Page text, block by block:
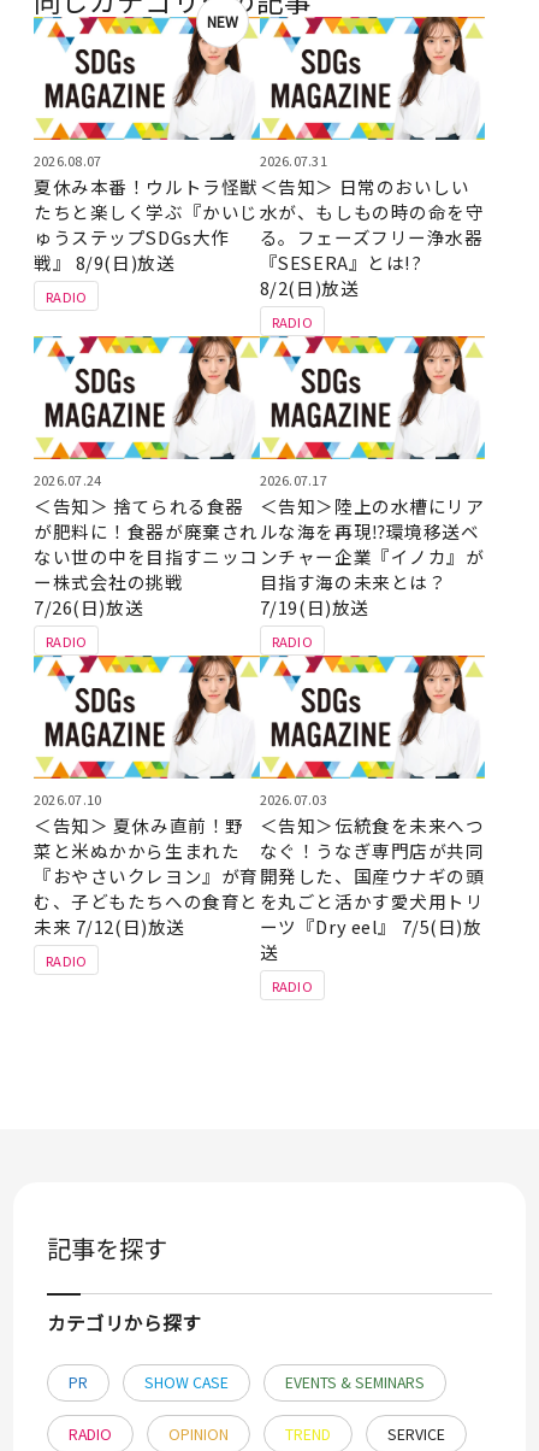
NEW
RADIO
2026.08.07
夏休み本番！ウルトラ怪獣
たちと楽しく学ぶ『かいじ
ゅうステップSDGs大作
戦』 8/9(日)放送
RADIO
2026.07.31
＜告知＞ 日常のおいしい
水が、もしもの時の命を守
る。フェーズフリー浄水器
『SESERA』とは!?
8/2(日)放送
RADIO
2026.07.24
＜告知＞ 捨てられる食器
が肥料に！食器が廃棄され
ない世の中を目指すニッコ
ー株式会社の挑戦
7/26(日)放送
RADIO
2026.07.17
＜告知＞陸上の水槽にリア
ルな海を再現⁉環境移送ベ
ンチャー企業『イノカ』が
目指す海の未来とは？
7/19(日)放送
RADIO
2026.07.10
＜告知＞ 夏休み直前！野
菜と米ぬかから生まれた
『おやさいクレヨン』が育
む、子どもたちへの食育と
未来 7/12(日)放送
RADIO
2026.07.03
＜告知＞伝統食を未来へつ
なぐ！うなぎ専門店が共同
開発した、国産ウナギの頭
を丸ごと活かす愛犬用トリ
ーツ『Dry eel』 7/5(日)放
送
記事を探す
カテゴリから探す
PR SHOW CASE EVENTS & SEMINARS
RADIO OPINION TREND SERVICE